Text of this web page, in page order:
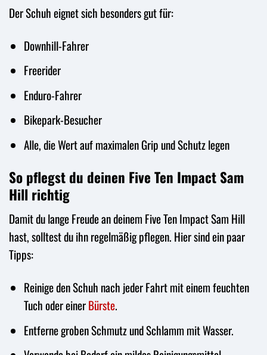
Der Schuh eignet sich besonders gut für:
Downhill-Fahrer
Freerider
Enduro-Fahrer
Bikepark-Besucher
Alle, die Wert auf maximalen Grip und Schutz legen
So pflegst du deinen Five Ten Impact Sam
Hill richtig
Damit du lange Freude an deinem Five Ten Impact Sam Hill
hast, solltest du ihn regelmäßig pflegen. Hier sind ein paar
Tipps:
Reinige den Schuh nach jeder Fahrt mit einem feuchten
Tuch oder einerBürste.
Entferne groben Schmutz und Schlamm mit Wasser.